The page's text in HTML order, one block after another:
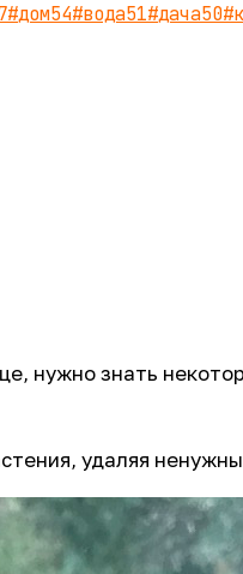
#дом54#вода51#дача50#
нужно знать
удаляя